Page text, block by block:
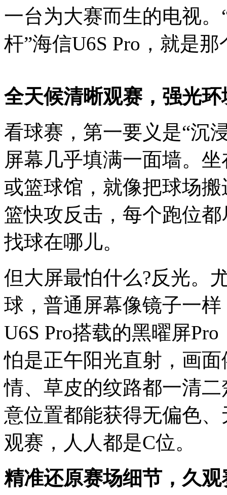
一台为大赛而生的电视
杆”海信U6S Pro，就是
全天候清晰观赛，强光
看球赛，第一要义是“沉
屏幕几乎填满一面墙。
或篮球馆，就像把球场
篮快攻反击，每个跑位
找球在哪儿。
但大屏最怕什么?反光。
球，普通屏幕像镜子一
U6S Pro搭载的黑曜屏
怕是正午阳光直射，画
情、草皮的纹路都一清
意位置都能获得无偏色
观赛，人人都是C位。
精准还原赛场细节，久